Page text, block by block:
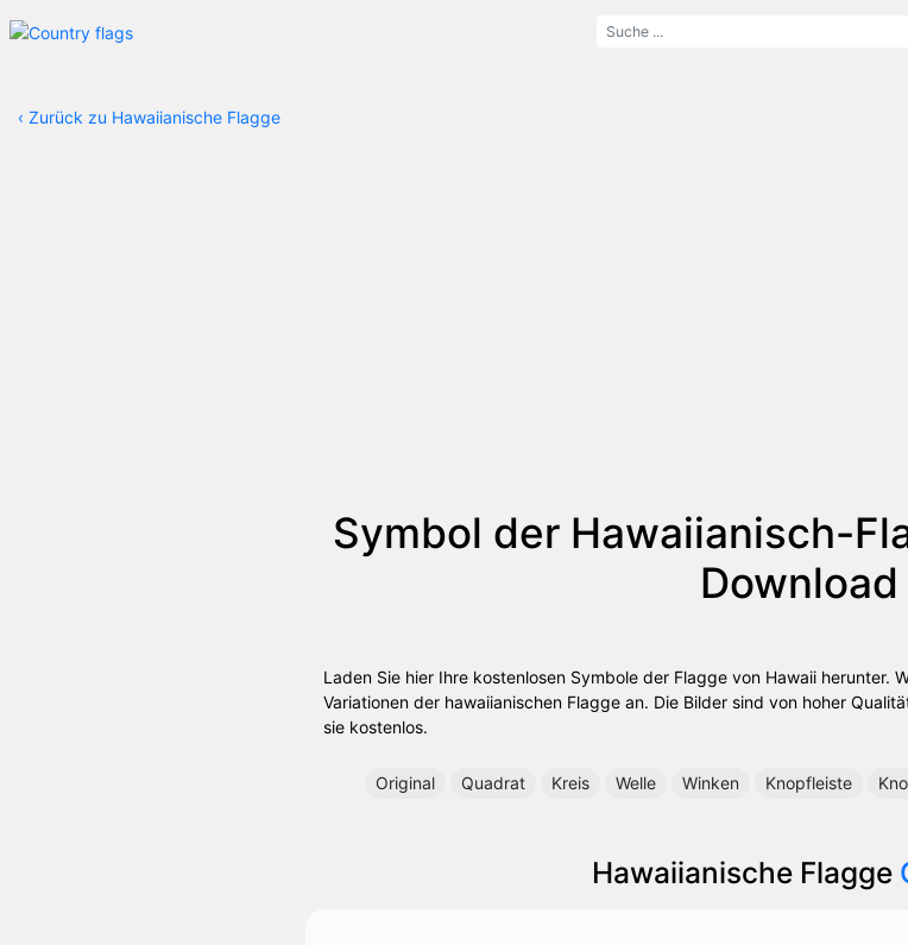
‹ Zurück zu Hawaiianische Flagge
Symbol der Hawaiianisch-
Download
Laden Sie hier Ihre kostenlosen Symbole der Flagge von Hawaii herunter.
Variationen der hawaiianischen Flagge an. Die Bilder sind von hoher
sie kostenlos.
Original Quadrat Kreis Welle Winken Knopfleiste
Hawaiianische Flagge